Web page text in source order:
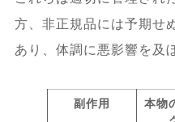
方、非正規品には予期せ
あり、体調に悪影響を及
副作用
本物